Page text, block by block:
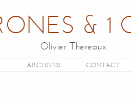
& 1
Olivier Thereaux
ARCHIVES CONTACT